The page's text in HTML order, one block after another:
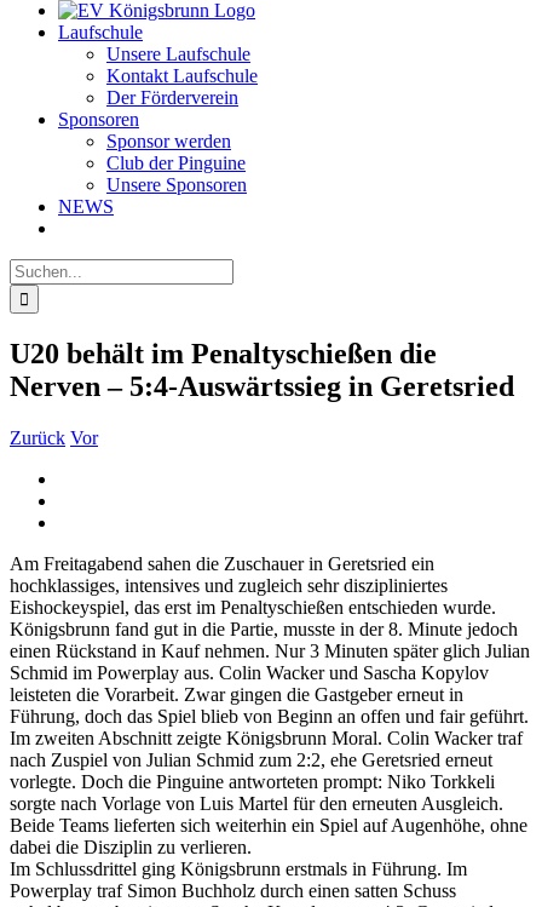
Laufschule
Unsere Laufschule
Kontakt Laufschule
Der Förderverein
Sponsoren
Sponsor werden
Club der Pinguine
Unsere Sponsoren
NEWS
Suche
nach:
U20 behält im Penaltyschießen die
Nerven – 5:4-Auswärtssieg in Geretsried
Zurück Vor
Am Freitagabend sahen die Zuschauer in Geretsried ein
hochklassiges, intensives und zugleich sehr diszipliniertes
Eishockeyspiel, das erst im Penaltyschießen entschieden wurde.
Königsbrunn fand gut in die Partie, musste in der 8. Minute jedoch
einen Rückstand in Kauf nehmen. Nur 3 Minuten später glich Julian
Schmid im Powerplay aus. Colin Wacker und Sascha Kopylov
leisteten die Vorarbeit. Zwar gingen die Gastgeber erneut in
Führung, doch das Spiel blieb von Beginn an offen und fair geführt.
Im zweiten Abschnitt zeigte Königsbrunn Moral. Colin Wacker traf
nach Zuspiel von Julian Schmid zum 2:2, ehe Geretsried erneut
vorlegte. Doch die Pinguine antworteten prompt: Niko Torkkeli
sorgte nach Vorlage von Luis Martel für den erneuten Ausgleich.
Beide Teams lieferten sich weiterhin ein Spiel auf Augenhöhe, ohne
dabei die Disziplin zu verlieren.
Im Schlussdrittel ging Königsbrunn erstmals in Führung. Im
Powerplay traf Simon Buchholz durch einen satten Schuss